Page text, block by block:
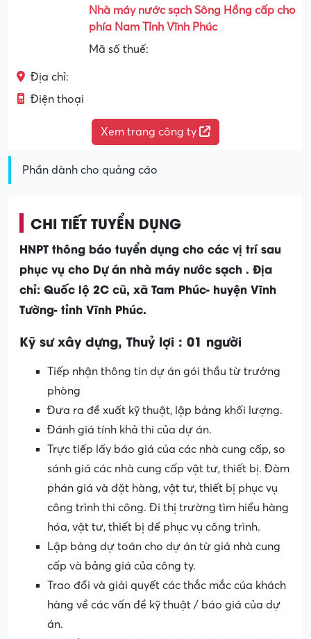
Nhà máy nước sạch Sông Hồng cấp cho
phía Nam Tỉnh Vĩnh Phúc
Mã số thuế:
Địa chỉ:
Điện thoại
Xem trang công ty
Phần dành cho quảng cáo
CHI TIẾT TUYỂN DỤNG
HNPT thông báo tuyển dụng cho các vị trí sau
phục vụ cho Dự án nhà máy nước sạch . Địa
chỉ: Quốc lộ 2C cũ, xã Tam Phúc- huyện Vĩnh
Tường- tỉnh Vĩnh Phúc.
Kỹ sư xây dựng, Thuỷ lợi : 01 người
Tiếp nhận thông tin dự án gói thầu từ trưởng
phòng
Đưa ra đề xuất kỹ thuật, lập bảng khối lượng.
Đánh giá tính khả thi của dự án.
Trực tiếp lấy báo giá của các nhà cung cấp, so
sánh giá các nhà cung cấp vật tư, thiết bị. Đàm
phán giá và đặt hàng, vật tư, thiết bị phục vụ
công trình thi công. Đi thị trường tìm hiểu hàng
hóa, vật tư, thiết bị để phục vụ công trình.
Lập bảng dự toán cho dự án từ giá nhà cung
cấp và bảng giá của công ty.
Trao đổi và giải quyết các thắc mắc của khách
hàng về các vấn đề kỹ thuật / báo giá của dự
án.